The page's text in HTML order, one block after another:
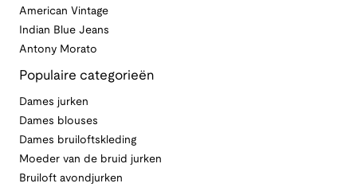
American Vintage
Indian Blue Jeans
Antony Morato
Populaire categorieën
Dames jurken
Dames blouses
Dames bruiloftskleding
Moeder van de bruid jurken
Bruiloft avondjurken